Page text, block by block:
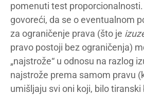
pomenuti test
govoreći, da se o eventualnom
za ograničenje prava (što je
pravo postoji bez ograničenja)
„najstrože“ u odnosu na razlog
najstrože prema samom pravu
umišljaju svi oni koji, bilo tiranski